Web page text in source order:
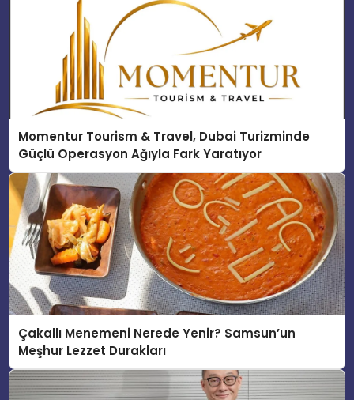
Momentur Tourism & Travel, Dubai Turizminde
Güçlü Operasyon Ağıyla Fark Yaratıyor
Çakallı Menemeni Nerede Yenir? Samsun’un
Meşhur Lezzet Durakları